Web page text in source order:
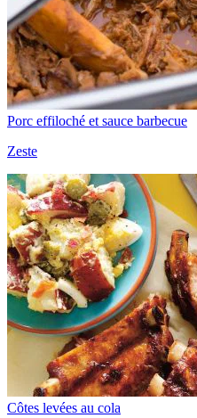
Porc effiloché et sauce barbecue
Zeste
Côtes levées au cola